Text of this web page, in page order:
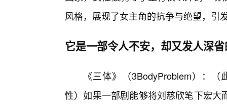
风格，展现了女主角的抗争与绝望，引
它是一部令人不安，却又发人深
《三体》（3BodyProblem）：
性）如果一部剧能够将刘慈欣笔下宏